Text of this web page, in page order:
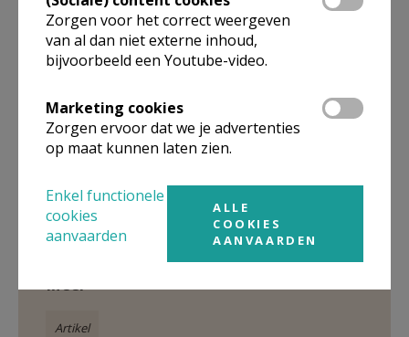
Gepubliceerd door
Pastorale Eenheid Ster der Zee Koksijde-Nieuwpoort
Meer
Artikel
Zorgen voor het correct weergeven
van al dan niet externe inhoud,
bijvoorbeeld een Youtube-video.
Marketing cookies
Zorgen ervoor dat we je advertenties
op maat kunnen laten zien.
Enkel functionele
cookies
aanvaarden
ALLE
COOKIES
AANVAARDEN